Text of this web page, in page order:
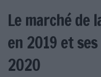
LES NEWSLETTERS
Le marché de
en 2019 et
2020